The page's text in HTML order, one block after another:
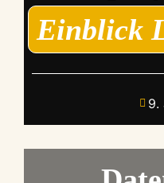
Einblick
9.